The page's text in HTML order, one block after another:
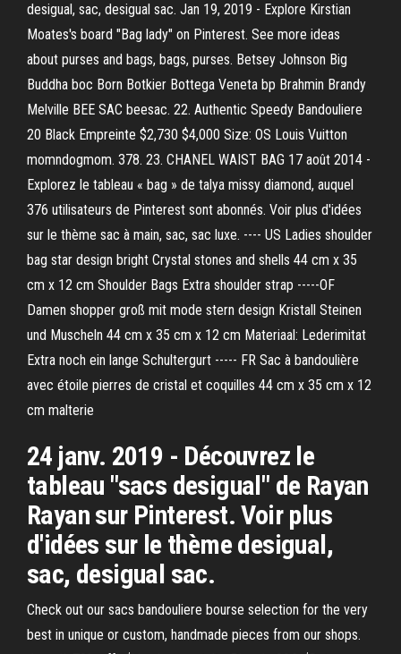
desigual, sac, desigual sac. Jan 19, 2019 - Explore Kirstian
Moates's board "Bag lady" on Pinterest. See more ideas
about purses and bags, bags, purses. Betsey Johnson Big
Buddha boc Born Botkier Bottega Veneta bp Brahmin Brandy
Melville BEE SAC beesac. 22. Authentic Speedy Bandouliere
20 Black Empreinte $2,730 $4,000 Size: OS Louis Vuitton
momndogmom. 378. 23. CHANEL WAIST BAG 17 août 2014 -
Explorez le tableau « bag » de talya missy diamond, auquel
376 utilisateurs de Pinterest sont abonnés. Voir plus d'idées
sur le thème sac à main, sac, sac luxe. ---- US Ladies shoulder
bag star design bright Crystal stones and shells 44 cm x 35
cm x 12 cm Shoulder Bags Extra shoulder strap -----OF
Damen shopper groß mit mode stern design Kristall Steinen
und Muscheln 44 cm x 35 cm x 12 cm Materiaal: Lederimitat
Extra noch ein lange Schultergurt ----- FR Sac à bandoulière
avec étoile pierres de cristal et coquilles 44 cm x 35 cm x 12
cm malterie
24 janv. 2019 - Découvrez le
tableau "sacs desigual" de Rayan
Rayan sur Pinterest. Voir plus
d'idées sur le thème desigual,
sac, desigual sac.
Check out our sacs bandouliere bourse selection for the very
best in unique or custom, handmade pieces from our shops.